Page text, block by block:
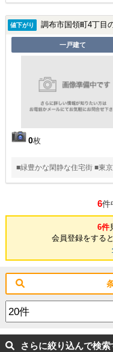
値下がり 調布市国領町4丁目
一戸建て
0枚
■緑豊かな閑静な住宅街 ■東
6件
6件
会員登録をする
さらに絞り込んで検索